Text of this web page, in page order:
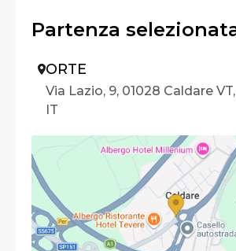
Partenza
ORTE
Via Lazio, 9, 01028 Caldare
IT